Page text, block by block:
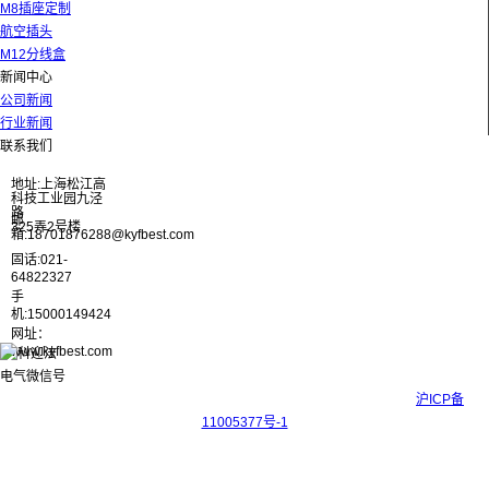
M8插座定制
航空插头
M12分线盒
新闻中心
公司新闻
行业新闻
联系我们
地址:上海松江高
科技工业园九泾
路
325弄2号楼
邮
箱:18701876288@kyfbest.com
固话:021-
64822327
手
机:15000149424
网址：
www.kyfbest.com
沪ICP备
11005377号-1